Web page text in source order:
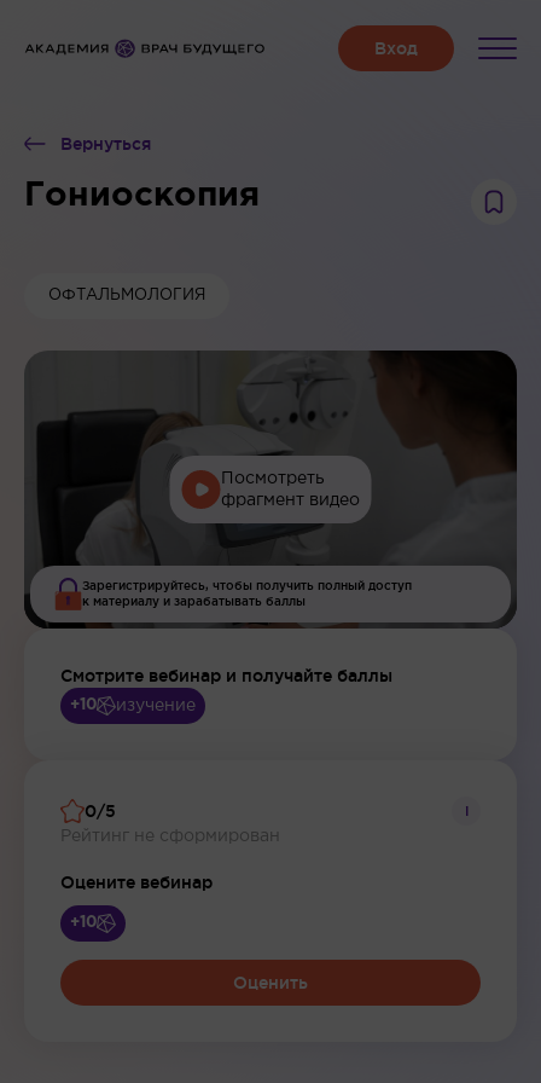
Вернуться
Гониоскопия
ОФТАЛЬМОЛОГИЯ
Посмотреть
фрагмент видео
Зарегистрируйтесь, чтобы получить полный доступ
к материалу и зарабатывать баллы
Смотрите вебинар и получайте баллы
+10 изучение
0/5
Рейтинг не сформирован
i
Оцените вебинар
+10
Оценить